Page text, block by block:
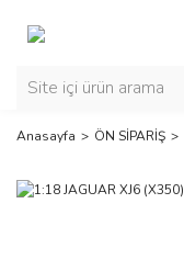
Anasayfa ÖN SİPARİŞ